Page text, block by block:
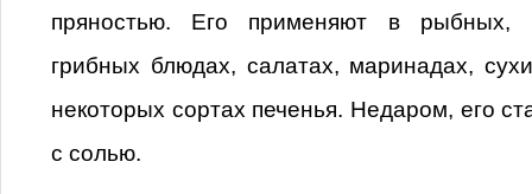
пряностью. Его применяют в рыбных,
грибных блюдах, салатах, маринадах,
некоторых сортах печенья. Недаром, его
с солью.